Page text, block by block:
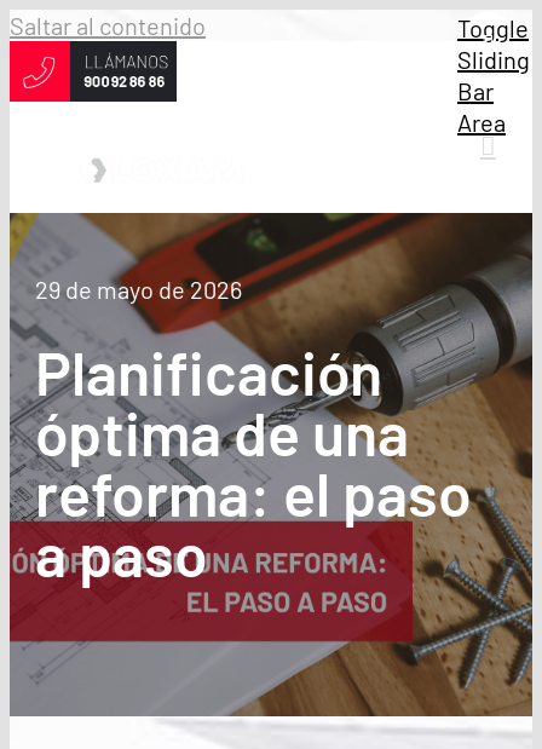
Saltar al contenido
29 de mayo de 2026
Planificación
óptima de una
reforma: el paso
a paso
Toggle
Sliding
Bar
Area